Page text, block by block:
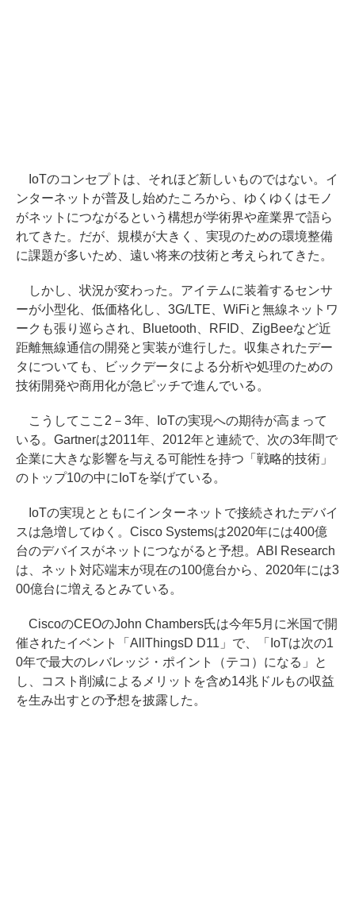
IoTのコンセプトは、それほど新しいものではない。イ
ンターネットが普及し始めたころから、ゆくゆくはモノ
がネットにつながるという構想が学術界や産業界で語ら
れてきた。だが、規模が大きく、実現のための環境整備
に課題が多いため、遠い将来の技術と考えられてきた。
しかし、状況が変わった。アイテムに装着するセンサ
ーが小型化、低価格化し、3G/LTE、WiFiと無線ネットワ
ークも張り巡らされ、Bluetooth、RFID、ZigBeeなど近
距離無線通信の開発と実装が進行した。収集されたデー
タについても、ビックデータによる分析や処理のための
技術開発や商用化が急ピッチで進んでいる。
こうしてここ2－3年、IoTの実現への期待が高まって
いる。Gartnerは2011年、2012年と連続で、次の3年間で
企業に大きな影響を与える可能性を持つ「戦略的技術」
のトップ10の中にIoTを挙げている。
IoTの実現とともにインターネットで接続されたデバイ
スは急増してゆく。Cisco Systemsは2020年には400億
台のデバイスがネットにつながると予想。ABI Research
は、ネット対応端末が現在の100億台から、2020年には3
00億台に増えるとみている。
CiscoのCEOのJohn Chambers氏は今年5月に米国で開
催されたイベント「AllThingsD D11」で、「IoTは次の1
0年で最大のレバレッジ・ポイント（テコ）になる」と
し、コスト削減によるメリットを含め14兆ドルもの収益
を生み出すとの予想を披露した。